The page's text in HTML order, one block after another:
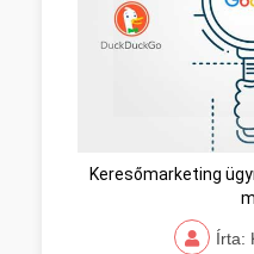
Keresőmarketing
Írta: